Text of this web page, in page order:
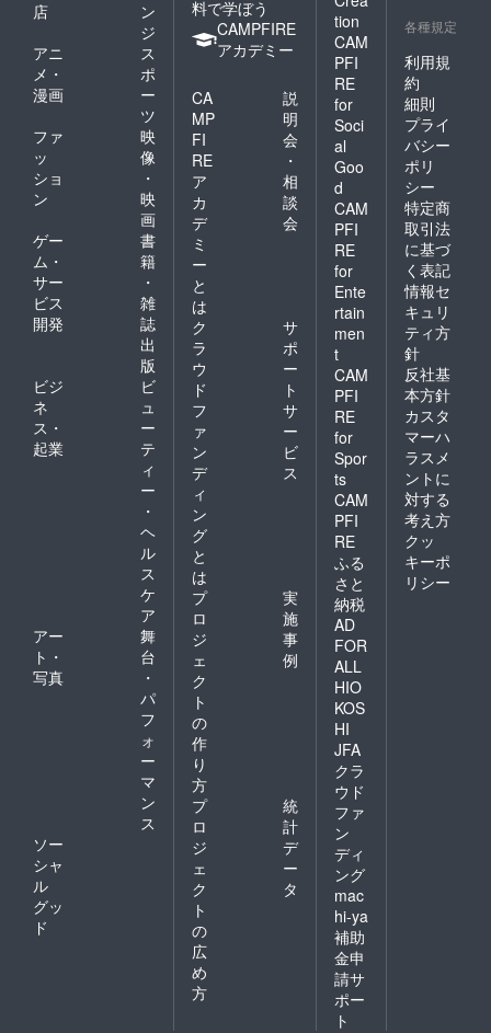
店
ン
ジ
アニ
メ・
漫画
ス
ポ
ー
ツ
ファ
ッ
ショ
ン
映
像
・
映
画
ゲー
ム・
サー
ビス
開発
書
籍
・
雑
誌
出
版
ビジ
ネ
ス・
起業
ビ
ュ
ー
テ
ィ
ー
・
ヘ
ル
ス
ケ
ア
アー
ト・
写真
舞
台
・
パ
フ
ォ
ー
マ
ン
ス
ソー
シャ
ル
グッ
ド
料で学ぼう
CAMPFIRE
アカデミー
CA
MP
FI
RE
ア
カ
デ
ミ
ー
と
は
説
明
会
・
相
談
会
ク
ラ
ウ
ド
フ
ァ
ン
デ
ィ
ン
グ
と
は
サ
ポ
ー
ト
サ
ー
ビ
ス
プ
ロ
ジ
ェ
ク
ト
の
作
り
方
実
施
事
例
プ
ロ
ジ
ェ
ク
ト
の
広
め
方
統
計
デ
ー
タ
tion
CAM
PFI
RE
for
Soci
al
Goo
d
CAM
PFI
RE
for
Ente
rtain
men
t
CAM
PFI
RE
for
Spor
ts
CAM
PFI
RE
ふる
さと
納税
AD
FOR
ALL
HIO
KOS
HI
JFA
クラ
ウド
ファ
ン
ディ
ング
mac
hi-ya
補助
金申
請サ
ポー
ト
各種規定
利用規
約
細則
プライ
バシー
ポリ
シー
特定商
取引法
に基づ
く表記
情報セ
キュリ
ティ方
針
反社基
本方針
カスタ
マーハ
ラスメ
ントに
対する
考え方
クッ
キーポ
リシー